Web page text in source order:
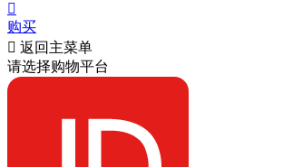

购买
 返回主菜单
请选择购物平台